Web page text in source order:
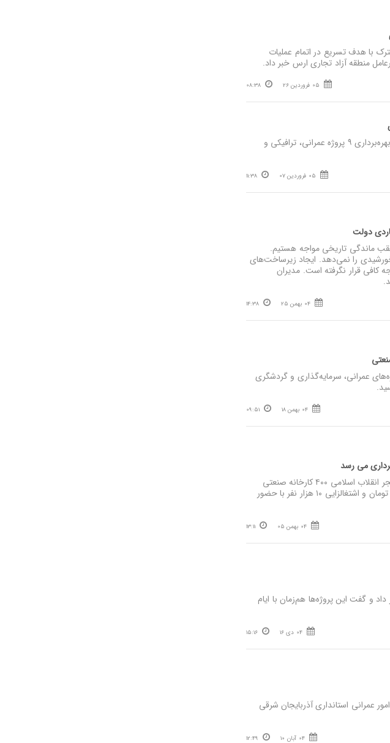
با هدف تسریع در اتمام عملیات
منطقه آزاد تجاری ارس خبر داد.
05 فروردین 26 08:38
نصر: شهردار منطقه ۲ تبریز در بررسی پروژه های رو به اتمام این منطقه از بهره‌برداری ۹ پروژه عمرانی، ترافیکی و
05 فروردین 07 11:38
ماندگی تاریخی مواجه هستیم.
را نمی‌دهد. ایجاد زیرساخت‌های
کافی قرار نگرفته است. مدیران
04 بهمن 25 14:38
عمرانی، سرمایه‌گذاری و گردشگری
04 بهمن 18 09:51
نصر: مدیرکل صنعت، معدن و تجارت آذربایجان شرقی گفت: در ایام دهه فجر انقلاب اسلامی ۴۰۰ کارخانه صنعتی
جدید و پروژه های صنعتی توسعه ای استان با سرمایه گذاری ۲۶ هزار میلیارد تومان و اشتغالزایی ۱۰ هزار نفر با حضور
04 بهمن 05 13:11
و گفت این پروژه‌ها هم‌زمان با ایام
04 دی 16 15:16
عمرانی استانداری آذربایجان شرقی
04 آبان 10 12:49